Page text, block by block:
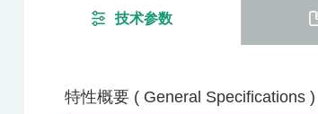
技术参数
特性概要 ( General Specifications )